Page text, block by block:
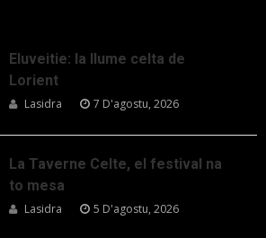
Eluveitie: la llume celta de
Lorient
Lasidra 7 D'agostu, 2026
La Taverne Celte, el festival na
to mesa
Lasidra 5 D'agostu, 2026